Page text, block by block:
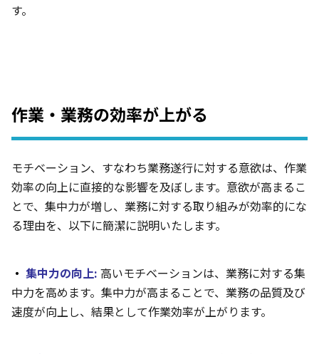
す。
作業・業務の効率が上がる
モチベーション、すなわち業務遂行に対する意欲は、作業
効率の向上に直接的な影響を及ぼします。意欲が高まるこ
とで、集中力が増し、業務に対する取り組みが効率的にな
る理由を、以下に簡潔に説明いたします。
・ 集中力の向上: 高いモチベーションは、業務に対する集
中力を高めます。集中力が高まることで、業務の品質及び
速度が向上し、結果として作業効率が上がります。